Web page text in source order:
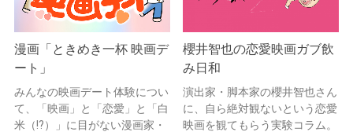
漫画「ときめき一杯 映画デ
ート」
みんなの映画デート体験につい
て、「映画」と「恋愛」と「白
米（!?）」に目がない漫画家・
櫻井智也の恋愛映画ガブ飲
み日和
演出家・脚本家の櫻井智也さん
に、自ら絶対観ないという恋愛
映画を観てもらう実験コラム。